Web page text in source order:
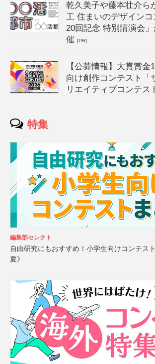
乾久美子や藤本壮介ら
工 住まいのデザイン
20回記念 特別講演会
催[PR]
【公募情報】大賞賞金
向け創作コンテスト「
リエイティブコンテス
特集
編集部セレクト
自由研究にもおすすめ！小学生向けコンテス
夏》